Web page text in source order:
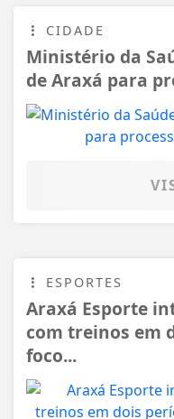
CIDADE
Ministério da
de Araxá para
ESPORTES
Araxá Esporte
com treinos em
foco...